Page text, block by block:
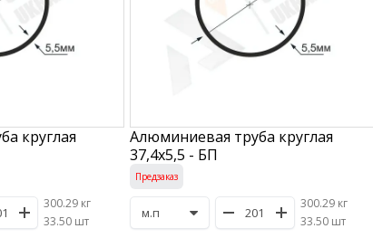
круглая
300.29 кг
/33.50 шт
Алюминиевая труба круглая
37,4х5,5 - БП
Предзаказ
300.29 кг
/33.50 шт